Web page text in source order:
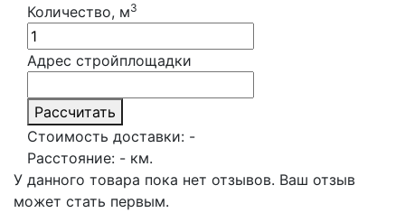
Количество, м3
Адрес стройплощадки
Рассчитать
Стоимость доставки: -
Расстояние: - км.
У данного товара пока нет отзывов. Ваш отзыв
может стать первым.